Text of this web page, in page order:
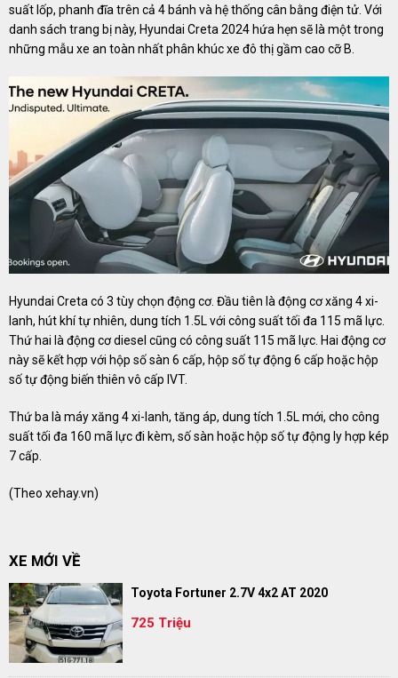
suất lốp, phanh đĩa trên cả 4 bánh và hệ thống cân bằng điện tử. Với
danh sách trang bị này, Hyundai Creta 2024 hứa hẹn sẽ là một trong
những mẫu xe an toàn nhất phân khúc xe đô thị gầm cao cỡ B.
Hyundai Creta có 3 tùy chọn động cơ. Đầu tiên là động cơ xăng 4 xi-
lanh, hút khí tự nhiên, dung tích 1.5L với công suất tối đa 115 mã lực.
Thứ hai là động cơ diesel cũng có công suất 115 mã lực. Hai động cơ
này sẽ kết hợp với hộp số sàn 6 cấp, hộp số tự động 6 cấp hoặc hộp
số tự động biến thiên vô cấp IVT.
Thứ ba là máy xăng 4 xi-lanh, tăng áp, dung tích 1.5L mới, cho công
suất tối đa 160 mã lực đi kèm, số sàn hoặc hộp số tự động ly hợp kép
7 cấp.
(Theo xehay.vn)
XE MỚI VỀ
Toyota Fortuner 2.7V 4x2 AT 2020
725 Triệu